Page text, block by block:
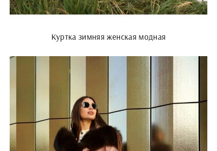
Куртка зимняя женская модная